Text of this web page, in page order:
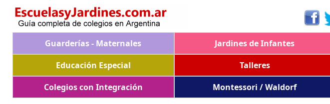
Guarderías - Maternales Jardines de Infantes
Educación Especial
Talleres
Colegios con Integración
Montessori / Waldorf